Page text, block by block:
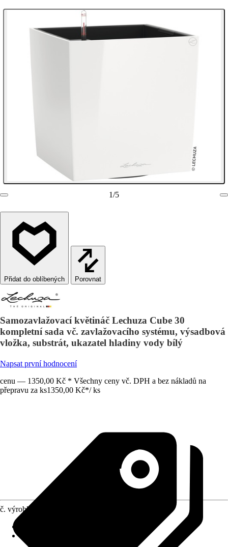
1/5
Porovnat
Samozavlažovací květináč Lechuza Cube 30
kompletní sada vč. zavlažovacího systému, výsadbová
vložka, substrát, ukazatel hladiny vody bílý
Napsat první hodnocení
cenu — 1350,00 Kč * Všechny ceny vč. DPH a bez nákladů na
přepravu za ks1350,00 Kč*/ ks
č. výrobku